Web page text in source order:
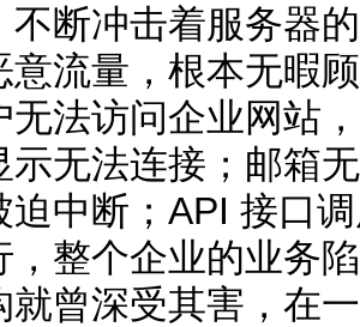
不断冲击着服务器
意流量，根本无暇
无法访问企业网站
示无法连接；邮箱
迫中断；API 接口
，整个企业的业务
就曾深受其害，在